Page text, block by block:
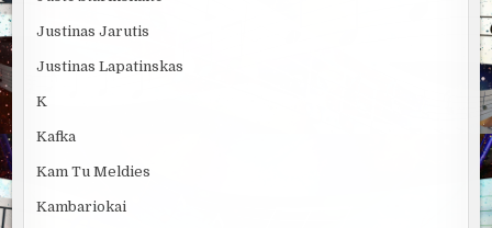
Justinas Jarutis
Justinas Lapatinskas
K
Kafka
Kam Tu Meldies
Kambariokai